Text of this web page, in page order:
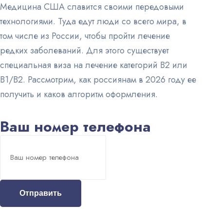
Медицина США славится своими передовыми
технологиями. Туда едут люди со всего мира, в
том числе из России, чтобы пройти лечение
редких заболеваний. Для этого существует
специальная виза на лечение категорий B2 или
B1/B2. Рассмотрим, как россиянам в 2026 году ее
получить и каков алгоритм оформления.
Ваш номер телефона
Отправить